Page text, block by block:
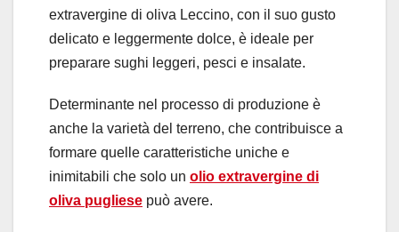
extravergine di oliva Leccino, con il suo gusto
delicato e leggermente dolce, è ideale per
preparare sughi leggeri, pesci e insalate.
Determinante nel processo di produzione è
anche la varietà del terreno, che contribuisce a
formare quelle caratteristiche uniche e
inimitabili che solo un olio extravergine di
oliva pugliese può avere.